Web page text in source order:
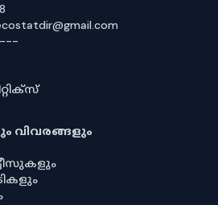
വിവരങ്ങളും